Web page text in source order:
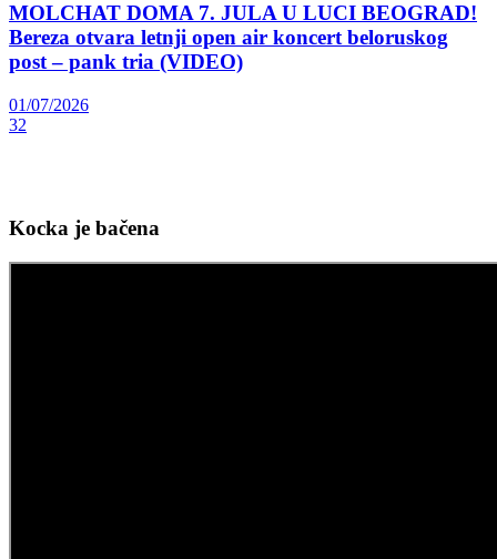
MOLCHAT DOMA 7. JULA U LUCI BEOGRAD!
Bereza otvara letnji open air koncert beloruskog
post – pank tria (VIDEO)
01/07/2026
32
Kocka je bačena